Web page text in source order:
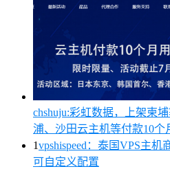
chshuju:彩虹数据，上架柬
浦、沙田云主机等付款10个
1vpshispeed：泰国VPS主机
可自定义配置